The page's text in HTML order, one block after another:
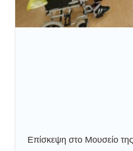
Eπίσκεψη στο Μουσείο